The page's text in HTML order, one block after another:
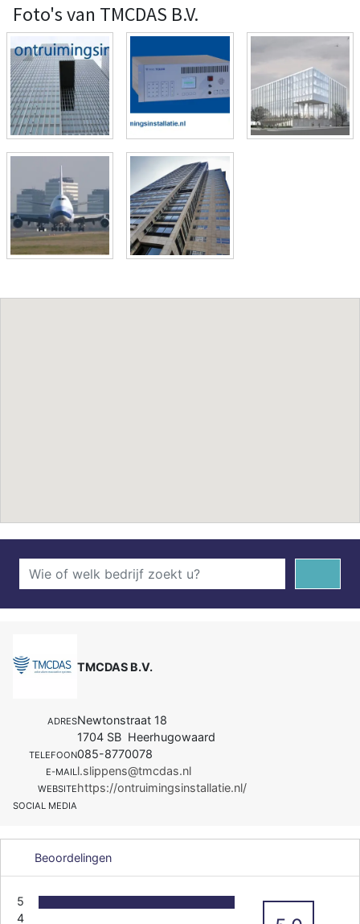
Foto's van TMCDAS B.V.
TMCDAS B.V.
ADRESNewtonstraat 18
1704 SB Heerhugowaard
TELEFOON085-8770078
E-MAILl.slippens@tmcdas.nl
WEBSITEhttps://ontruimingsinstallatie.nl/
SOCIAL MEDIA
Beoordelingen
5
4